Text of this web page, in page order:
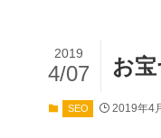
お
2019
4/07
SEO 2019年4